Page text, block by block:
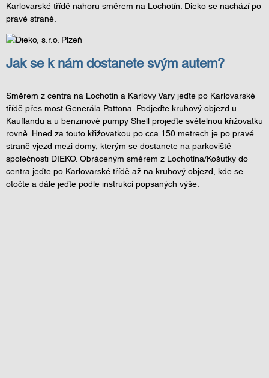
Karlovarské třídě nahoru směrem na Lochotín. Dieko se nachází po
pravé straně.
Jak se k nám dostanete svým autem?
Směrem z centra na Lochotín a Karlovy Vary jeďte po Karlovarské
třídě přes most Generála Pattona. Podjeďte kruhový objezd u
Kauflandu a u benzinové pumpy Shell projeďte světelnou křižovatku
rovně. Hned za touto křižovatkou po cca 150 metrech je po pravé
straně vjezd mezi domy, kterým se dostanete na parkoviště
společnosti DIEKO. Obráceným směrem z Lochotína/Košutky do
centra jeďte po Karlovarské třídě až na kruhový objezd, kde se
otočte a dále jeďte podle instrukcí popsaných výše.